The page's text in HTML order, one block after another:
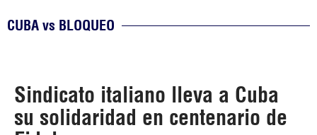
CUBA vs BLOQUEO
Sindicato italiano lleva a Cuba
su solidaridad en centenario de